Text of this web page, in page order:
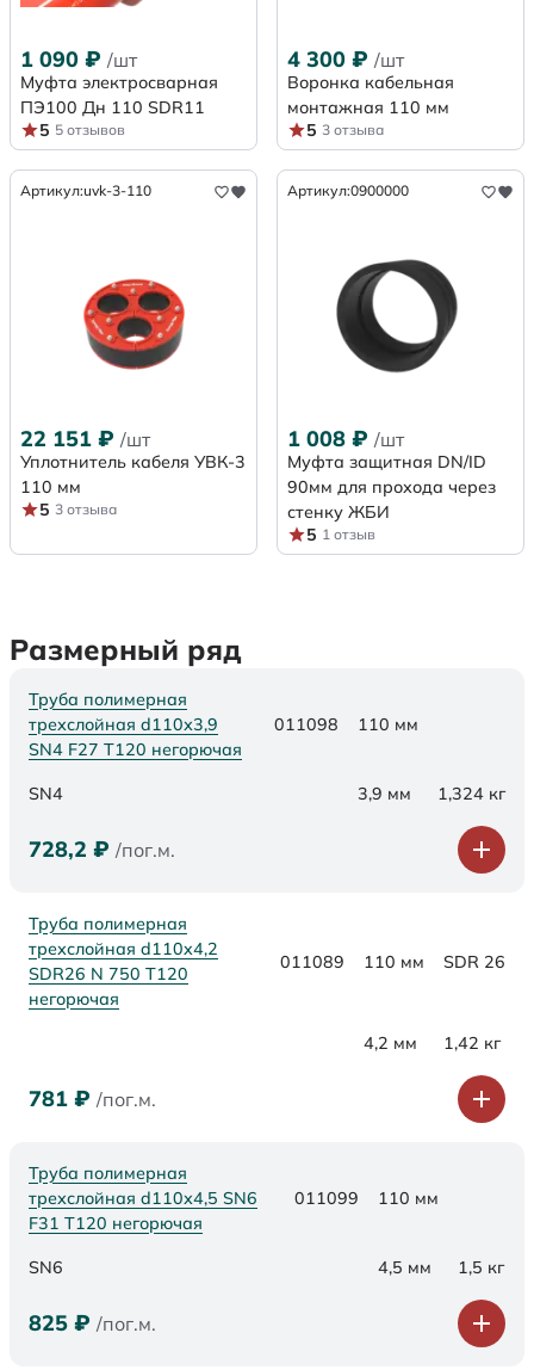
1 090 ₽ /шт
Муфта электросварная
ПЭ100 Дн 110 SDR11
5 5 отзывов
4 300 ₽ /шт
Воронка кабельная
монтажная 110 мм
5 3 отзыва
Артикул:uvk-3-110
22 151 ₽ /шт
Уплотнитель кабеля УВК-3
110 мм
5 3 отзыва
Артикул:0900000
1 008 ₽ /шт
Муфта защитная DN/ID
90мм для прохода через
стенку ЖБИ
5 1 отзыв
Размерный ряд
Труба полимерная
трехслойная d110х3,9
SN4 F27 Т120 негорючая
011098 110 мм
SN4 3,9 мм 1,324 кг
728,2 ₽ /пог.м.
Труба полимерная
трехслойная d110x4,2
SDR26 N 750 Т120
негорючая
011089 110 мм SDR 26
4,2 мм 1,42 кг
781 ₽ /пог.м.
Труба полимерная
трехслойная d110х4,5 SN6
F31 Т120 негорючая
011099 110 мм
SN6 4,5 мм 1,5 кг
825 ₽ /пог.м.